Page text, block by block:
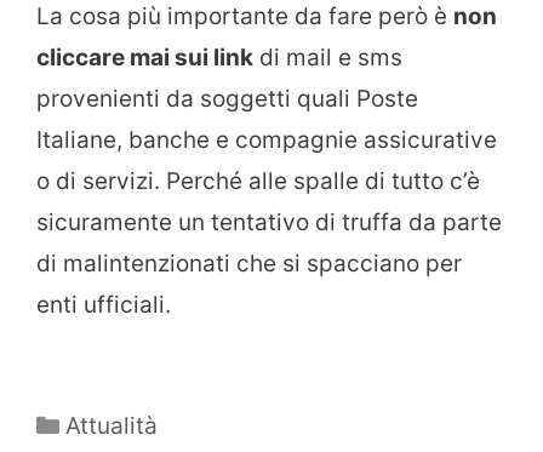
La cosa più importante da fare però è non
cliccare mai sui link di mail e sms
provenienti da soggetti quali Poste
Italiane, banche e compagnie assicurative
o di servizi. Perché alle spalle di tutto c’è
sicuramente un tentativo di truffa da parte
di malintenzionati che si spacciano per
enti ufficiali.
Categorie
Attualità